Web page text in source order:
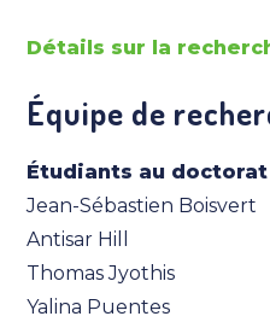
Détails sur la
Équipe de
Étudiants au doctorat
Jean-Sébastien Boisvert
Antisar Hill
Thomas Jyothis
Yalina Puentes